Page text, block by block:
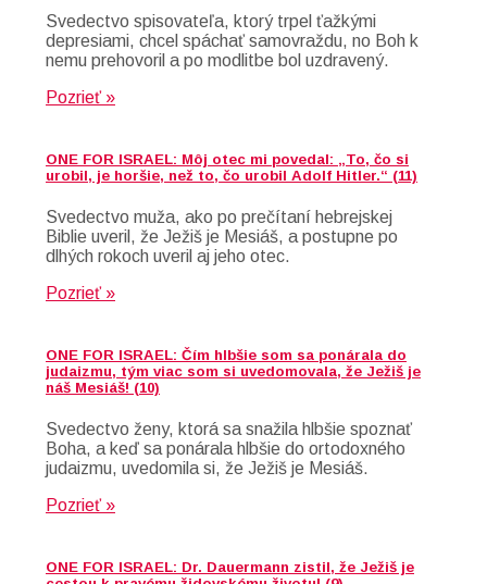
Svedectvo spisovateľa, ktorý trpel ťažkými
depresiami, chcel spáchať samovraždu, no Boh k
nemu prehovoril a po modlitbe bol uzdravený.
Pozrieť »
ONE FOR ISRAEL: Môj otec mi povedal: „To, čo si
urobil, je horšie, než to, čo urobil Adolf Hitler.“ (11)
Svedectvo muža, ako po prečítaní hebrejskej
Biblie uveril, že Ježiš je Mesiáš, a postupne po
dlhých rokoch uveril aj jeho otec.
Pozrieť »
ONE FOR ISRAEL: Čím hlbšie som sa ponárala do
judaizmu, tým viac som si uvedomovala, že Ježiš je
náš Mesiáš! (10)
Svedectvo ženy, ktorá sa snažila hlbšie spoznať
Boha, a keď sa ponárala hlbšie do ortodoxného
judaizmu, uvedomila si, že Ježiš je Mesiáš.
Pozrieť »
ONE FOR ISRAEL: Dr. Dauermann zistil, že Ježiš je